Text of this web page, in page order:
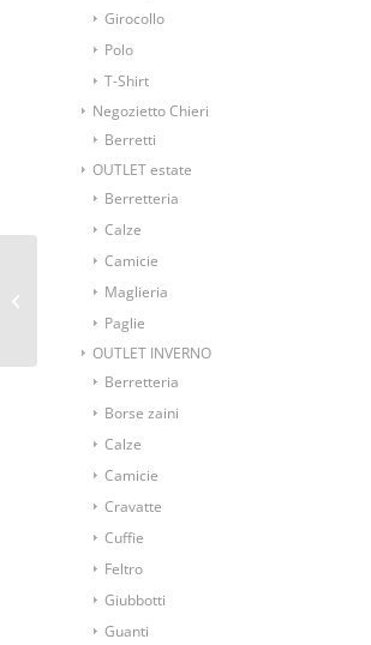
Girocollo
Polo
T-Shirt
Negozietto Chieri
Berretti
OUTLET estate
Berretteria
Calze
Camicie
Maglieria
Paglie
OUTLET INVERNO
Berretteria
Borse zaini
Calze
Camicie
Cravatte
Cuffie
Feltro
Giubbotti
Guanti
Becco d’oca tinta unita